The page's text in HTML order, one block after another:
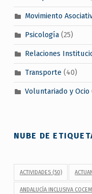
Movimiento
Psicología(25)
Relaciones
Transporte(40)
Voluntariado y Ocio
NUBE DE
ACTIVIDADES(50)
ANDALUCÍA INCLUSIVA